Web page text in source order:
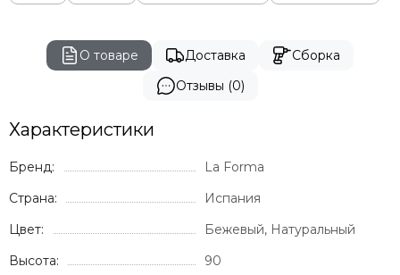
О товаре Доставка
Сборка
Отзывы (0)
Характеристики
Бренд:
La Forma
Страна:
Испания
Цвет:
Бежевый, Натуральный
Высота:
90